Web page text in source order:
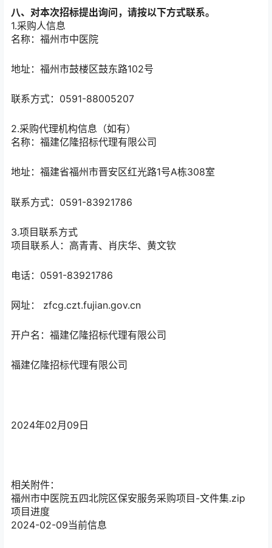
八、对本次招标提出询问，请按以下方式联系。
1.采购人信息
名称： 福州市中医院
地址： 福州市鼓楼区鼓东路102号
联系方式： 0591-88005207
2.采购代理机构信息（如有）
名称： 福建亿隆招标代理有限公司
地址： 福建省福州市晋安区红光路1号A栋308室
联系方式： 0591-83921786
3.项目联系方式
项目联系人： 高青青、肖庆华、黄文钦
电话： 0591-83921786
网址： zfcg.czt.fujian.gov.cn
开户名： 福建亿隆招标代理有限公司
福建亿隆招标代理有限公司
2024年02月09日
相关附件：
福州市中医院五四北院区保安服务采购项目-文件集.zip
项目进度
2024-02-09当前信息